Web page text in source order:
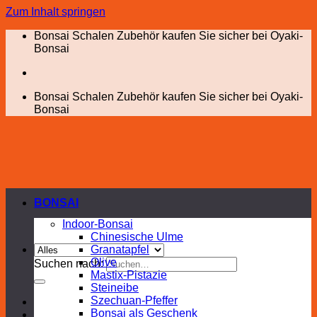
Zum Inhalt springen
Bonsai Schalen Zubehör kaufen Sie sicher bei Oyaki-
Bonsai
Bonsai Schalen Zubehör kaufen Sie sicher bei Oyaki-
Bonsai
Suchen nach:
BONSAI
Indoor-Bonsai
Chinesische Ulme
Granatapfel
Olive
Mastix-Pistazie
Steineibe
Szechuan-Pfeffer
Bonsai als Geschenk